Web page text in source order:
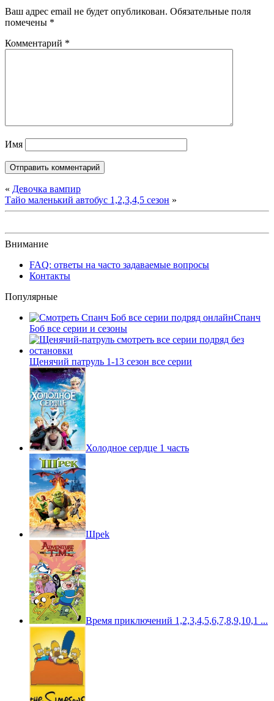
Ваш адрес email не будет опубликован. Обязательные поля
помечены *
Комментарий *
Имя
« Девочка вампир
Тайо маленький автобус 1,2,3,4,5 сезон »
Внимание
FAQ: ответы на часто задаваемые вопросы
Контакты
Популярные
Спанч
Боб все серии и сезоны
Щенячий патруль 1-13 сезон все серии
Холодное сердце 1 часть
Шpek
Время приключений 1,2,3,4,5,6,7,8,9,10,1 ...